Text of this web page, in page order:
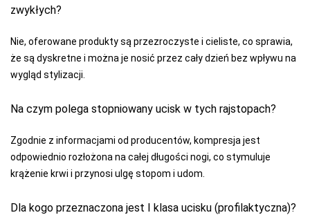
zwykłych?
Nie, oferowane produkty są przezroczyste i cieliste, co sprawia,
że są dyskretne i można je nosić przez cały dzień bez wpływu na
wygląd stylizacji.
Na czym polega stopniowany ucisk w tych rajstopach?
Zgodnie z informacjami od producentów, kompresja jest
odpowiednio rozłożona na całej długości nogi, co stymuluje
krążenie krwi i przynosi ulgę stopom i udom.
Dla kogo przeznaczona jest I klasa ucisku (profilaktyczna)?